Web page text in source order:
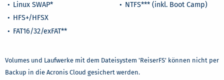
Linux SWAP*
HFS+/HFSX
FAT16/32/exFAT**
NTFS*** (inkl. Boot Camp)
Volumes und Laufwerke mit dem Dateisystem 'ReiserFS' können nicht per
Backup in die Acronis Cloud gesichert werden.